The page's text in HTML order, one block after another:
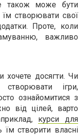
також може бути
створювати свої
Проте, коли
важливо
хочете досягти. Чи
ігри,
ознайомитися з
від цілей, варто
курси для
їм створити власні